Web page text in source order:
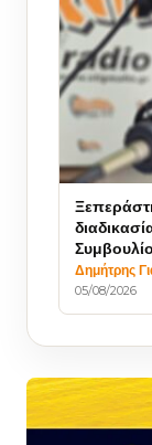
κινήθηκε
Δημήτρης
05/08/2026